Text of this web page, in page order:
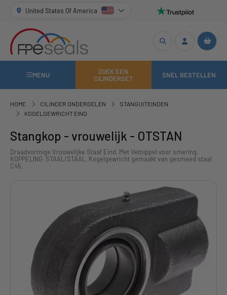
United States Of America
MENU
ZOEK EEN
CILINDERSET
SNEL BESTELLEN
HOME CILINDER ONDERDELEN
STANGUITEINDEN
KOGELGEWRICHT EIND
Stangkop - vrouwelijk - OTSTAN
Draadvormige Vrouwelijke Staaf Eind. Met Vetnippel voor smering.
KOPPELING: STAAL/STAAL. Kogelgewricht gemaakt van gesmeed staal
C45.